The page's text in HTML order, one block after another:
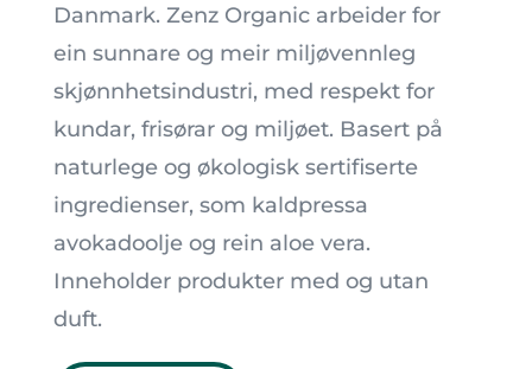
Danmark. Zenz Organic arbeider for
ein sunnare og meir miljøvennleg
skjønnhetsindustri, med respekt for
kundar, frisørar og miljøet. Basert på
naturlege og økologisk sertifiserte
ingredienser, som kaldpressa
avokadoolje og rein aloe vera.
Inneholder produkter med og utan
duft.